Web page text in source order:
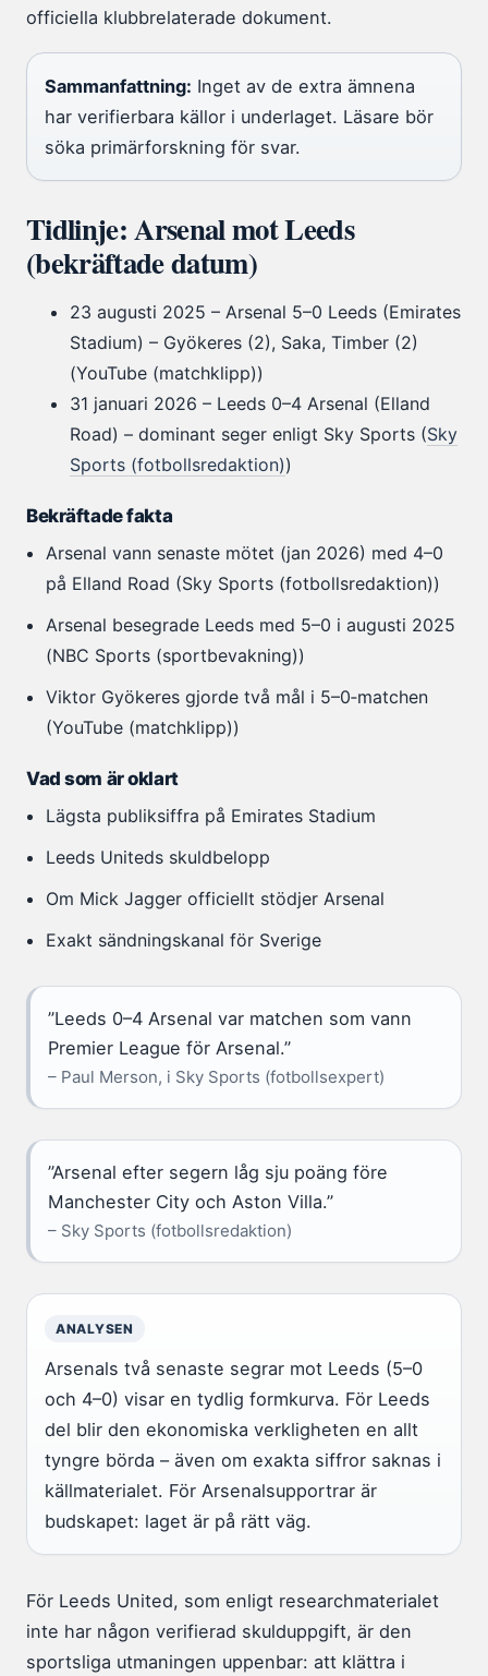
officiella klubbrelaterade dokument.
Sammanfattning: Inget av de extra ämnena
har verifierbara källor i underlaget. Läsare bör
söka primärforskning för svar.
Tidlinje: Arsenal mot Leeds
(bekräftade datum)
23 augusti 2025 – Arsenal 5–0 Leeds (Emirates
Stadium) – Gyökeres (2), Saka, Timber (2)
(YouTube (matchklipp))
31 januari 2026 – Leeds 0–4 Arsenal (Elland
Road) – dominant seger enligt Sky Sports (Sky
Sports (fotbollsredaktion))
Bekräftade fakta
Arsenal vann senaste mötet (jan 2026) med 4–0
på Elland Road (Sky Sports (fotbollsredaktion))
Arsenal besegrade Leeds med 5–0 i augusti 2025
(NBC Sports (sportbevakning))
Viktor Gyökeres gjorde två mål i 5–0‑matchen
(YouTube (matchklipp))
Vad som är oklart
Lägsta publiksiffra på Emirates Stadium
Leeds Uniteds skuldbelopp
Om Mick Jagger officiellt stödjer Arsenal
Exakt sändningskanal för Sverige
”Leeds 0–4 Arsenal var matchen som vann
Premier League för Arsenal.”
– Paul Merson, i Sky Sports (fotbollsexpert)
”Arsenal efter segern låg sju poäng före
Manchester City och Aston Villa.”
– Sky Sports (fotbollsredaktion)
ANALYSEN
Arsenals två senaste segrar mot Leeds (5–0
och 4–0) visar en tydlig formkurva. För Leeds
del blir den ekonomiska verkligheten en allt
tyngre börda – även om exakta siffror saknas i
källmaterialet. För Arsenalsupportrar är
budskapet: laget är på rätt väg.
För Leeds United, som enligt researchmaterialet
inte har någon verifierad skulduppgift, är den
sportsliga utmaningen uppenbar: att klättra i